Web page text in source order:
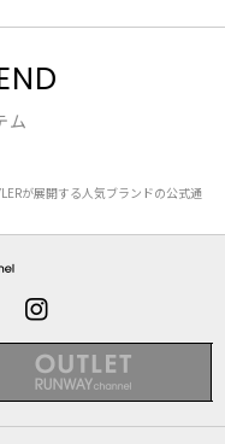
ム
が展開する人気ブランドの公式通